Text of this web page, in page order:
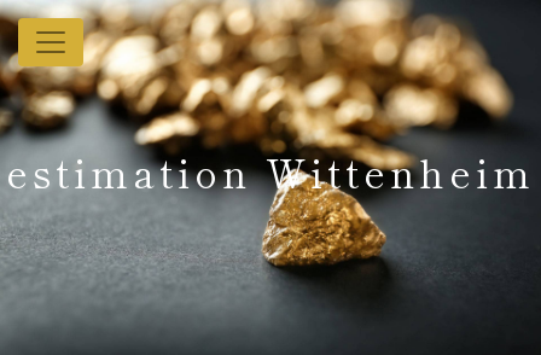
Panneau de gestion des cookies
estimation Wittenheim